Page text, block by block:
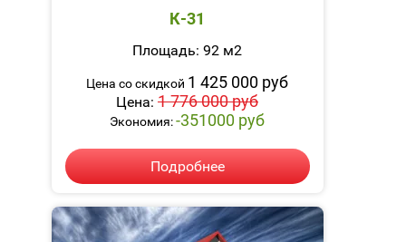
К-31
Площадь: 92 м2
Цена со скидкой 1 425 000 руб
Цена: 1 776 000 руб
Экономия:-351000 руб
Подробнее